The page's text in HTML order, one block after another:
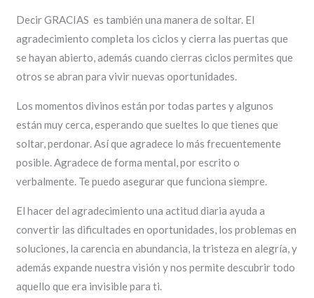
Decir GRACIAS es también una manera de soltar. El
agradecimiento completa los ciclos y cierra las puertas que
se hayan abierto, además cuando cierras ciclos permites que
otros se abran para vivir nuevas oportunidades.
Los momentos divinos están por todas partes y algunos
están muy cerca, esperando que sueltes lo que tienes que
soltar, perdonar. Así que agradece lo más frecuentemente
posible. Agradece de forma mental, por escrito o
verbalmente. Te puedo asegurar que funciona siempre.
El hacer del agradecimiento una actitud diaria ayuda a
convertir las dificultades en oportunidades, los problemas en
soluciones, la carencia en abundancia, la tristeza en alegría, y
además expande nuestra visión y nos permite descubrir todo
aquello que era invisible para ti.